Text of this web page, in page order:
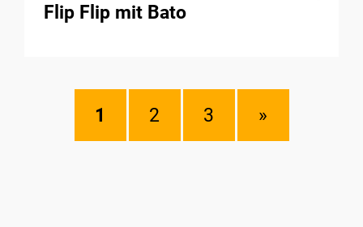
Flip Flip mit Bato
1 2 3 »